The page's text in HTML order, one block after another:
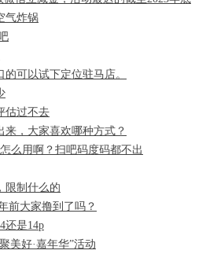
气炸锅
可以试下定位驻马店。
估过不去
来，大家喜欢哪种方式？
么用啊？扫吧码度码都不出
限制什么的
前大家撸到了吗？
还是14p
美好·嘉年华”活动